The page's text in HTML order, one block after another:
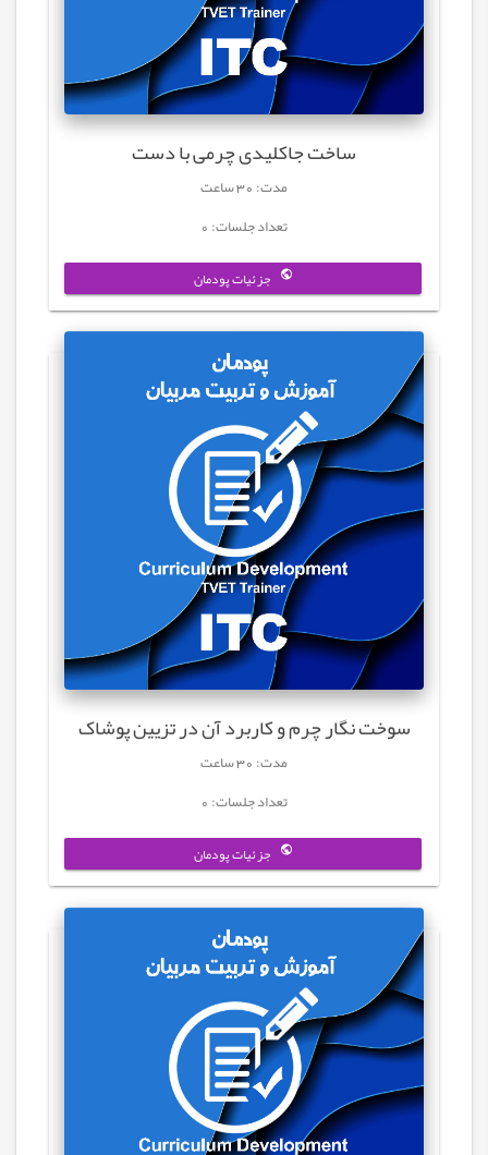
ساخت جاکلیدی چرمی با دست
مدت: 30 ساعت
تعداد جلسات: 0
جزئیات پودمان
سوخت نگار چرم و کاربرد آن در تزیین پوشاک
مدت: 30 ساعت
تعداد جلسات: 0
جزئیات پودمان